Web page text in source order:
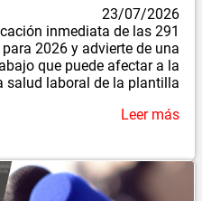
23/07/2026
inmediata de las 291
2026 y advierte de una
que puede afectar a la
salud laboral de la plantilla.
Leer más